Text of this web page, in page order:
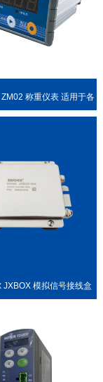
称重仪表 适用于各
JXBOX 模拟信号接线盒